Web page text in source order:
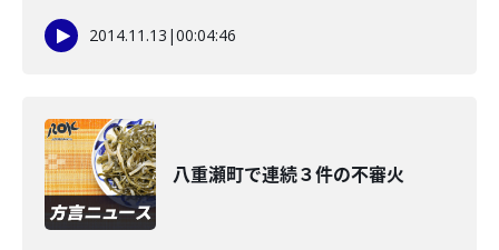
2014.11.13 |00:04:46
八重瀬町で連続３件の不審火